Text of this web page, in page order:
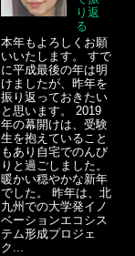
り返
る
本年もよろしくお願
いいたします。 すで
に平成最後の年は明
けましたが、昨年を
振り返っておきたい
と思います。 2019
年の幕開けは、受験
生を抱えていること
もあり自宅でのんび
りと過ごしました。
暖かい穏やかな新年
でした。 昨年は、北
九州での大学発イノ
ベーションエコシス
テム形成プロジェ
ク...